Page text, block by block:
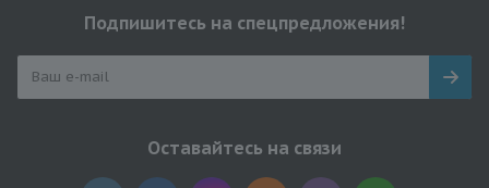
Подпишитесь на спецпредложения!
Оставайтесь на связи